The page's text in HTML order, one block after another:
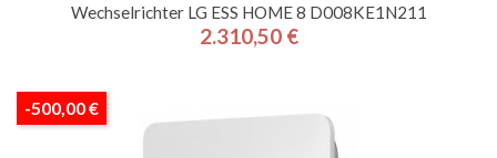
Wechselrichter LG ESS HOME 8 D008KE1N211
Preis
2.310,50 €
-500,00 €